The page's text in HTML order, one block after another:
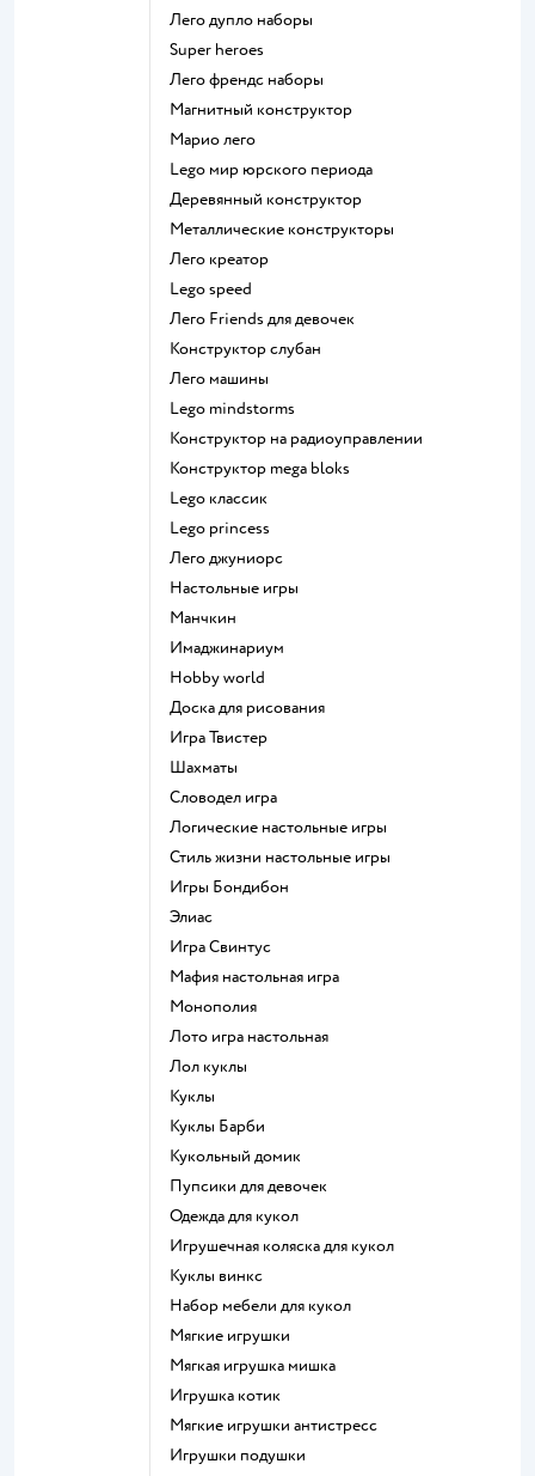
Лего дупло наборы
Super heroes
Лего френдс наборы
Магнитный конструктор
Марио лего
Lego мир юрского периода
Деревянный конструктор
Металлические конструкторы
Лего креатор
Lego speed
Лего Friends для девочек
Конструктор слубан
Лего машины
Lego mindstorms
Конструктор на радиоуправлении
Конструктор mega bloks
Lego классик
Lego princess
Лего джуниорс
Настольные игры
Манчкин
Имаджинариум
Hobby world
Доска для рисования
Игра Твистер
Шахматы
Словодел игра
Логические настольные игры
Стиль жизни настольные игры
Игры Бондибон
Элиас
Игра Свинтус
Мафия настольная игра
Монополия
Лото игра настольная
Лол куклы
Куклы
Куклы Барби
Кукольный домик
Пупсики для девочек
Одежда для кукол
Игрушечная коляска для кукол
Куклы винкс
Набор мебели для кукол
Мягкие игрушки
Мягкая игрушка мишка
Игрушка котик
Мягкие игрушки антистресс
Игрушки подушки